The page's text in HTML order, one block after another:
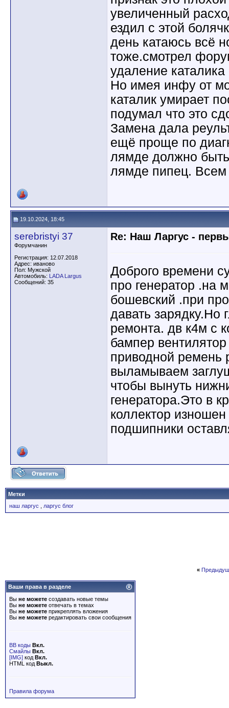
увеличенный
ездил с этой
день катаюсь всё
тоже.смотрел
удаление
Но имея инфу от
каталик умирает
подумал что это
Замена дала
ещё проще по
лямде должно
лямде пипец. Всем
19.10.2024, 18:45
serebristyi 37
Форумчанин
Регистрация: 12.07.2018
Адрес: иваново
Пол: Мужской
Автомобиль: LADA Largus
Сообщений: 35
Re: Наш Ларгус -
Доброго времени
про генератор .на
бошевский .при
давать зарядку.Но
ремонта. дв к4м с
бампер
приводной ремень
выламываем
чтобы вынуть
генератора.Это в
коллектор
подшипники
Метки
наш ларгус
ларгус блог
«
Ваши права в разделе
Вы не можете создавать новые темы
Вы не можете отвечать в темах
Вы не можете прикреплять вложения
Вы не можете редактировать свои сообщения
BB коды Вкл.
Смайлы Вкл.
[IMG] код Вкл.
HTML код Выкл.
Правила форума